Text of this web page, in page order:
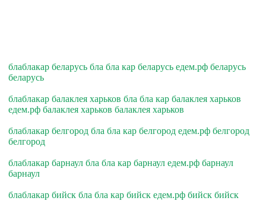
блаблакар беларусь бла бла кар беларусь едем.рф беларусь
беларусь
блаблакар балаклея харьков бла бла кар балаклея харьков
едем.рф балаклея харьков балаклея харьков
блаблакар белгород бла бла кар белгород едем.рф белгород
белгород
блаблакар барнаул бла бла кар барнаул едем.рф барнаул
барнаул
блаблакар бийск бла бла кар бийск едем.рф бийск бийск